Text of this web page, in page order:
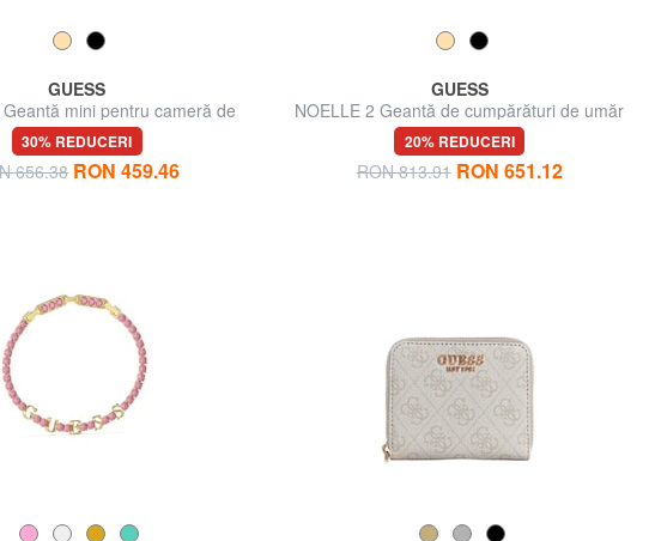
GUESS
mini pentru cameră de
umăr
30% REDUCERI
656.38 RON 459.46
GUESS
NOELLE 2 Geantă de cumpărături de umăr
20% REDUCERI
RON 813.91 RON 651.12